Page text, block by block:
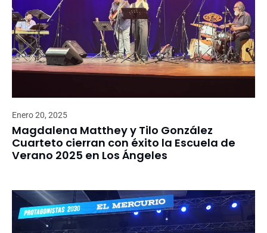
Enero 20, 2025
Magdalena Matthey y Tilo González
Cuarteto cierran con éxito la Escuela de
Verano 2025 en Los Ángeles